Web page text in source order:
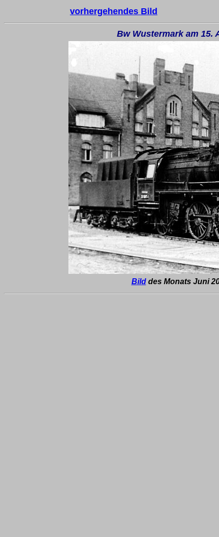
vorhergehendes Bild
Bw Wustermark am 15.
Bilddes Monats Juni